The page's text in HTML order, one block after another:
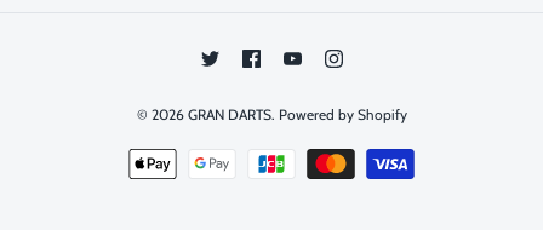
© 2026 GRAN DARTS. Powered by Shopify